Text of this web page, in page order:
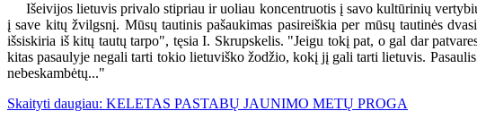
Išeivijos lietuvis privalo stipriau ir uoliau koncentruotis į savo kultūrinių
į save kitų žvilgsnį. Mūsų tautinis pašaukimas pasireiškia per mūsų tautinės
išsiskiria iš kitų tautų tarpo", tęsia I. Skrupskelis. "Jeigu tokį pat, o gal dar
kitas pasaulyje negali tarti tokio lietuviško žodžio, kokį jį gali tarti lietuvis.
nebeskambėtų..."
Skaityti daugiau: KELETAS PASTABŲ JAUNIMO METŲ PROGA